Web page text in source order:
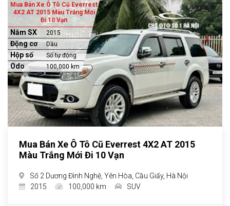
Mua Bán Xe Ô Tô Cũ Everrest
4X2 AT 2015 Màu Trắng Mới
Đi 10 Vạn
Năm SX 2015
Động cơ Dầu
Hộp số Số tự động
Odo 100,000 km
Mua Bán Xe Ô Tô Cũ Everrest 4X2 AT 2015
Màu Trắng Mới Đi 10 Vạn
Số 2 Dương Đình Nghệ, Yên Hòa, Cầu Giấy, Hà Nội
2015
100,000 km SUV